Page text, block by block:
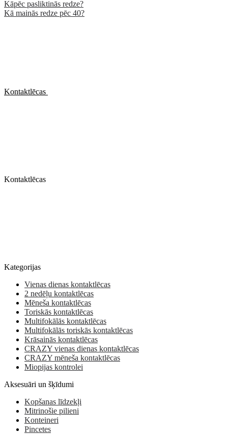
Kāpēc pasliktinās redze?
Kā mainās redze pēc 40?
Kontaktlēcas
Kontaktlēcas
Kategorijas
Vienas dienas kontaktlēcas
2 nedēļu kontaktlēcas
Mēneša kontaktlēcas
Toriskās kontaktlēcas
Multifokālās kontaktlēcas
Multifokālās toriskās kontaktlēcas
Krāsainās kontaktlēcas
CRAZY vienas dienas kontaktlēcas
CRAZY mēneša kontaktlēcas
Miopijas kontrolei
Aksesuāri un šķīdumi
Kopšanas līdzekļi
Mitrinošie pilieni
Konteineri
Pincetes